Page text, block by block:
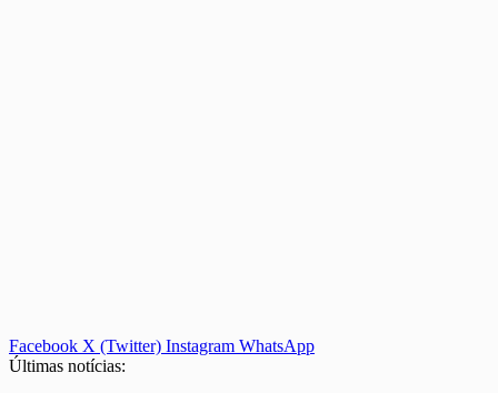
Facebook X (Twitter) Instagram WhatsApp
Últimas notícias: